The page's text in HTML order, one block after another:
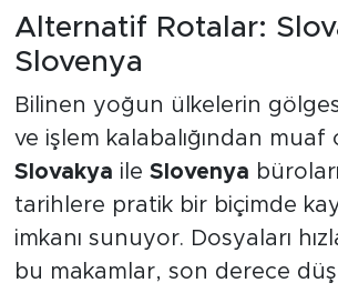
Alternatif Rotalar:
Slovenya
Bilinen yoğun ülkelerin
ve işlem kalabalığından muaf
Slovakya ile Slovenya
tarihlere pratik bir biçimde
imkanı sunuyor. Dosyaları
bu makamlar, son derece